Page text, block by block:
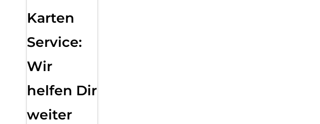
Karten
Service:
Wir
helfen Dir
weiter